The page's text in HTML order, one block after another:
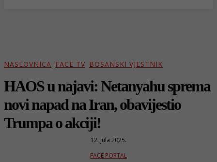
NASLOVNICA FACE TV BOSANSKI VJESTNIK
HAOS u najavi: Netanyahu sprema
novi napad na Iran, obavijestio
Trumpa o akciji!
12. jula 2025.
FACE PORTAL